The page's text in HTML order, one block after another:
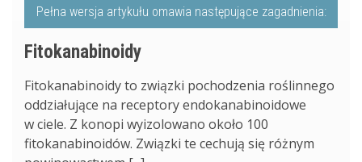
Pełna wersja artykułu omawia następujące zagadnienia:
Fitokanabinoidy
Fitokanabinoidy to związki pochodzenia roślinnego
oddziałujące na receptory endokanabinoidowe
w ciele. Z konopi wyizolowano około 100
fitokanabinoidów. Związki te cechują się różnym